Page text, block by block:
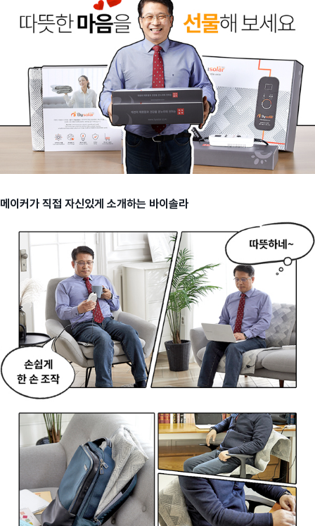
메이커가 직접 자신있게 소개하는 바이솔라